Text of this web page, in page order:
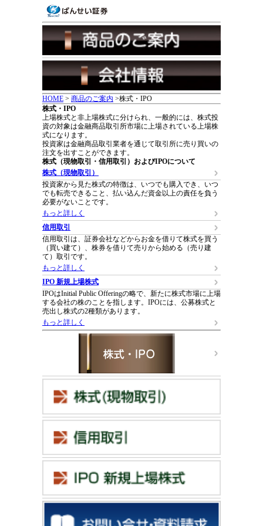
HOME > 商品のご案内 >株式・IPO
株式・IPO
上場株式と非上場株式に分けられ、一般的には、株式投
資の対象は金融商品取引所市場に上場されている上場株
式になります。
投資家は金融商品取引業者を通じて取引所に売り買いの
注文を出すことができます。
株式（現物取引・信用取引）およびIPOについて
株式（現物取引）
投資家から見た株式の特徴は、いつでも購入でき、いつ
でも転売できること、払い込んだ資金以上の責任を負う
必要がないことです。
もっと詳しく
信用取引
信用取引は、証券会社などからお金を借りて株式を買う
（買い建て）、株券を借りて売りから始める（売り建
て）取引です。
もっと詳しく
IPO 新規上場株式
IPOはInitial Public Offeringの略で、新たに株式市場に上場
する会社の株のことを指します。IPOには、公募株式と
売出し株式の2種類があります。
もっと詳しく